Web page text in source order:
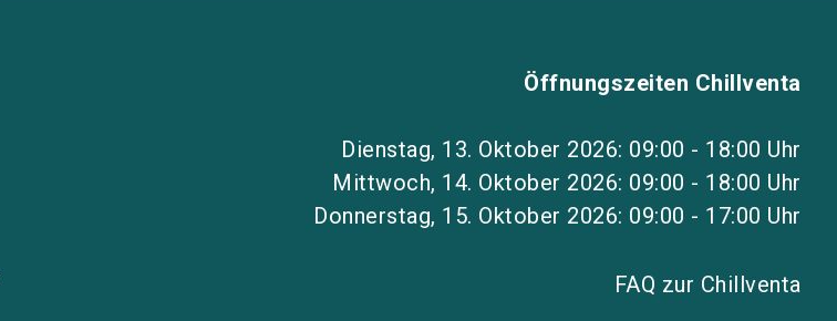
Öffnungszeiten Chillventa
Dienstag, 13. Oktober 2026: 09:00 - 18:00 Uhr
Mittwoch, 14. Oktober 2026: 09:00 - 18:00 Uhr
Donnerstag, 15. Oktober 2026: 09:00 - 17:00 Uhr
FAQ zur Chillventa